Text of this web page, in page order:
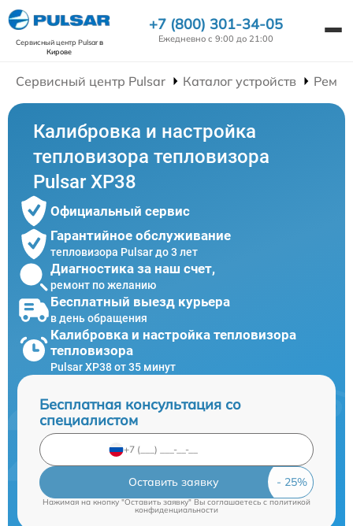
Сервисный центр Pulsarв
Кирове
+7 (800) 301-34-05
Ежедневно с 9:00 до 21:00
Сервисный центр Pulsar Каталог устройств
Калибровка и настройка
тепловизора тепловизора
Pulsar XP38
Официальный сервис
Гарантийное обслуживание
тепловизора Pulsar до 3 лет
Диагностика за наш счет,
ремонт по желанию
Бесплатный выезд курьера
в день обращения
Калибровка и настройка тепловизора
тепловизора
Pulsar XP38 от 35 минут
Бесплатная консультация со
специалистом
Оставить заявку
Нажимая на кнопку "Оставить заявку" Вы соглашаетесь cполитикой
конфиденциальности